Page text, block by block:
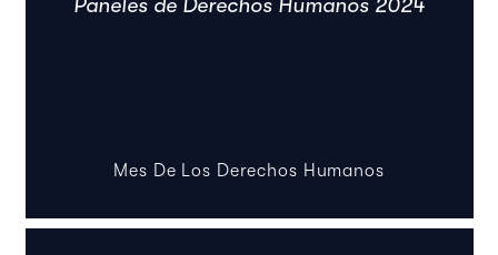
Paneles de Derechos Humanos 2024
Mes De Los Derechos Humanos